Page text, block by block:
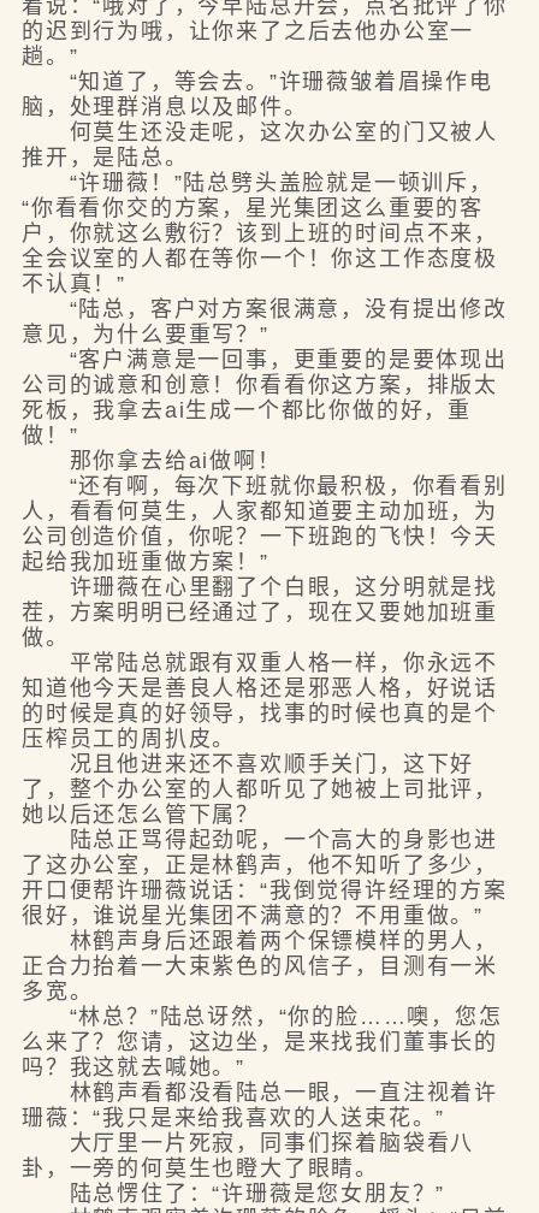
着说：“哦对了，今早陆总开会，点名批评了你
的迟到行为哦，让你来了之后去他办公室一
趟。”
“知道了，等会去。”许珊薇皱着眉操作电
脑，处理群消息以及邮件。
何莫生还没走呢，这次办公室的门又被人
推开，是陆总。
“许珊薇！”陆总劈头盖脸就是一顿训斥，
“你看看你交的方案，星光集团这么重要的客
户，你就这么敷衍？该到上班的时间点不来，
全会议室的人都在等你一个！你这工作态度极
不认真！”
“陆总，客户对方案很满意，没有提出修改
意见，为什么要重写？”
“客户满意是一回事，更重要的是要体现出
公司的诚意和创意！你看看你这方案，排版太
死板，我拿去ai生成一个都比你做的好，重
做！”
那你拿去给ai做啊！
“还有啊，每次下班就你最积极，你看看别
人，看看何莫生，人家都知道要主动加班，为
公司创造价值，你呢？一下班跑的飞快！今天
起给我加班重做方案！”
许珊薇在心里翻了个白眼，这分明就是找
茬，方案明明已经通过了，现在又要她加班重
做。
平常陆总就跟有双重人格一样，你永远不
知道他今天是善良人格还是邪恶人格，好说话
的时候是真的好领导，找事的时候也真的是个
压榨员工的周扒皮。
况且他进来还不喜欢顺手关门，这下好
了，整个办公室的人都听见了她被上司批评，
她以后还怎么管下属？
陆总正骂得起劲呢，一个高大的身影也进
了这办公室，正是林鹤声，他不知听了多少，
开口便帮许珊薇说话：“我倒觉得许经理的方案
很好，谁说星光集团不满意的？不用重做。”
林鹤声身后还跟着两个保镖模样的男人，
正合力抬着一大束紫色的风信子，目测有一米
多宽。
“林总？”陆总讶然，“你的脸……噢，您怎
么来了？您请，这边坐，是来找我们董事长的
吗？我这就去喊她。”
林鹤声看都没看陆总一眼，一直注视着许
珊薇：“我只是来给我喜欢的人送束花。”
大厅里一片死寂，同事们探着脑袋看八
卦，一旁的何莫生也瞪大了眼睛。
陆总愣住了：“许珊薇是您女朋友？”